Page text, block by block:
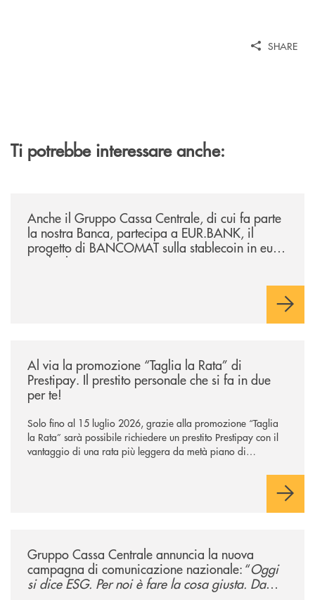
SHARE
Ti potrebbe interessare anche:
Anche il Gruppo Cassa Centrale, di cui fa parte
la nostra Banca, partecipa a EUR.BANK, il
progetto di BANCOMAT sulla stablecoin in euro
e sul relativo ecosistema
Al via la promozione “Taglia la Rata” di
Prestipay. Il prestito personale che si fa in due
per te!
Solo fino al 15 luglio 2026, grazie alla promozione “Taglia
la Rata” sarà possibile richiedere un prestito Prestipay con il
vantaggio di una rata più leggera da metà piano di
Gruppo Cassa Centrale annuncia la nuova
campagna di comunicazione nazionale: “Oggi
si dice ESG. Per noi è fare la cosa giusta. Da